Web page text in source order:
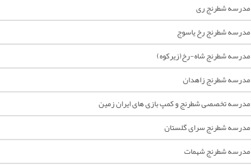
مدرسه شطرنج ری
مدرسه شطرنج رخ یاسوج
مدرسه شطرنج شاه-رخ(زیرکوه)
مدرسه شطرنج زاهدان
مدرسه تخصصی شطرنج و کمپ بازی های ایران زمین
مدرسه شطرنج سرای گلستان
مدرسه شطرنج شهمات